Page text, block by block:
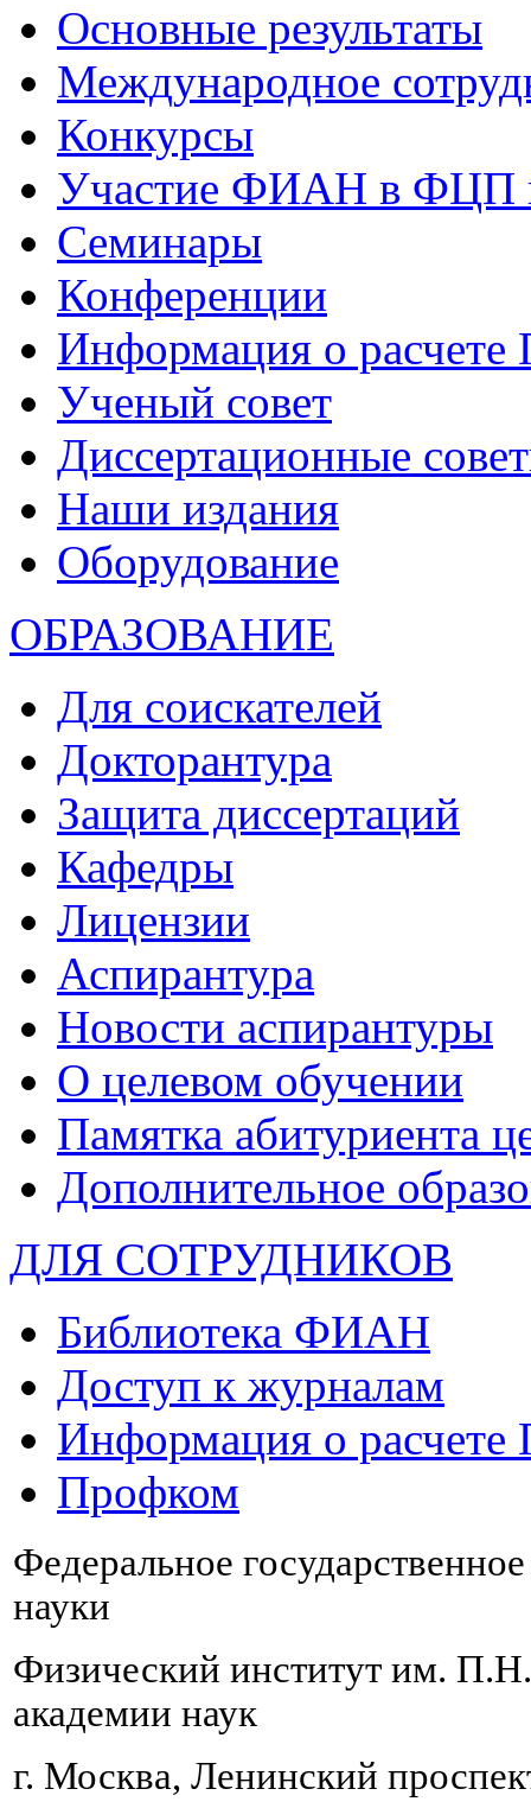
Основные результаты
Международное
Конкурсы
Участие ФИАН в ФЦП
Семинары
Конференции
Информация о
Ученый совет
Диссертационные
Наши издания
Оборудование
ОБРАЗОВАНИЕ
Для соискателей
Докторантура
Защита диссертаций
Кафедры
Лицензии
Аспирантура
Новости аспирантуры
О целевом обучении
Памятка абитуриента
Дополнительное
ДЛЯ СОТРУДНИКОВ
Библиотека ФИАН
Доступ к журналам
Информация о
Профком
Федеральное
науки
Физический институт им.
академии наук
г. Москва, Ленинский